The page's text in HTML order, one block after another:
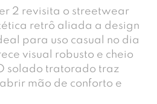
2 revisita o streetwear
retrô aliada a design
para uso casual no dia
visual robusto e cheio
solado tratorado traz
mão de conforto e